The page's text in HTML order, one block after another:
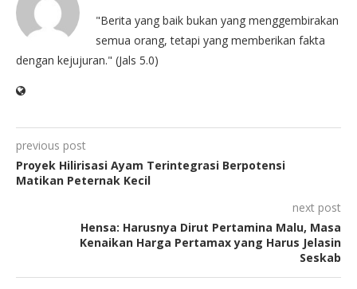
"Berita yang baik bukan yang menggembirakan
semua orang, tetapi yang memberikan fakta
dengan kejujuran." (Jals 5.0)
previous post
Proyek Hilirisasi Ayam Terintegrasi Berpotensi
Matikan Peternak Kecil
next post
Hensa: Harusnya Dirut Pertamina Malu, Masa
Kenaikan Harga Pertamax yang Harus Jelasin
Seskab